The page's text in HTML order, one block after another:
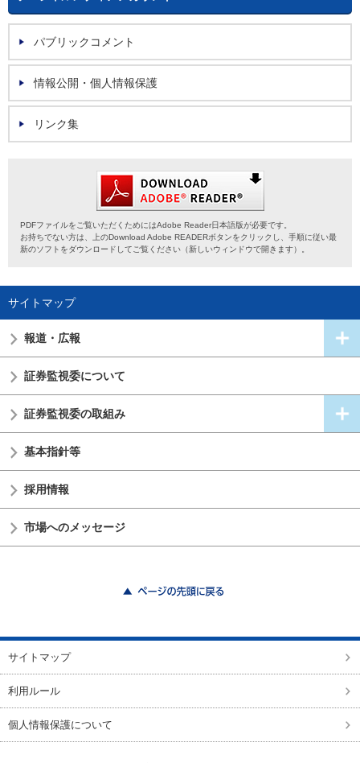
パブリックコメント
情報公開・個人情報保護
リンク集
PDFファイルをご覧いただくためにはAdobe Reader日本語版が必要です。
お持ちでない方は、上のDownload Adobe READERボタンをクリックし、手順に従い最
新のソフトをダウンロードしてご覧ください（新しいウィンドウで開きます）。
サイトマップ
報道・広報
証券監視委について
証券監視委の取組み
基本指針等
採用情報
市場へのメッセージ
サイトマップ
利用ルール
個人情報保護について